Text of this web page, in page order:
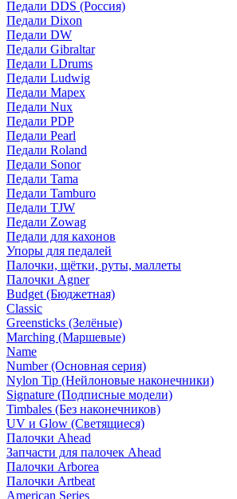
Педали DDS (Россия)
Педали Dixon
Педали DW
Педали Gibraltar
Педали LDrums
Педали Ludwig
Педали Mapex
Педали Nux
Педали PDP
Педали Pearl
Педали Roland
Педали Sonor
Педали Tama
Педали Tamburo
Педали TJW
Педали Zowag
Педали для кахонов
Упоры для педалей
Палочки, щётки, руты, маллеты
Палочки Agner
Budget (Бюджетная)
Classic
Greensticks (Зелёные)
Marching (Маршевые)
Name
Number (Основная серия)
Nylon Tip (Нейлоновые наконечники)
Signature (Подписные модели)
Timbales (Без наконечников)
UV и Glow (Светящиеся)
Палочки Ahead
Запчасти для палочек Ahead
Палочки Arborea
Палочки Artbeat
American Series